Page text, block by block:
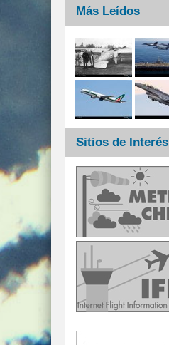
Más Leídos
Sitios de Interés